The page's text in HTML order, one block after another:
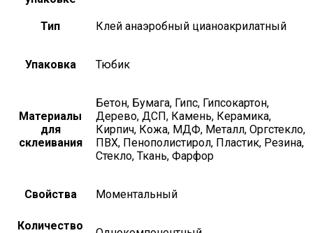
Тип Клей анаэробный цианоакрилатный
Упаковка Тюбик
Материалы
для
склеивания
Бетон, Бумага, Гипс, Гипсокартон,
Дерево, ДСП, Камень, Керамика,
Кирпич, Кожа, МДФ, Металл, Оргстекло,
ПВХ, Пенополистирол, Пластик, Резина,
Стекло, Ткань, Фарфор
Свойства Моментальный
Количество